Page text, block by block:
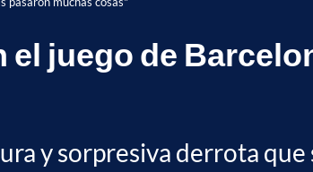
juego de
y sorpresiva derrota